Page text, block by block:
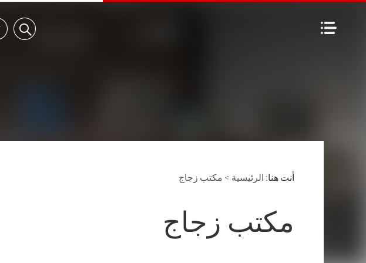
أنت هنا: الرئيسية > مكتب زجاج
مكتب زجاج